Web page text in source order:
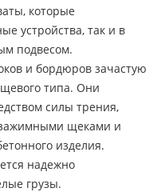
которые
устройства, так и в
подвесом.
и бордюров зачастую
типа. Они
силы трения,
щеками и
изделия.
надежно
грузы.